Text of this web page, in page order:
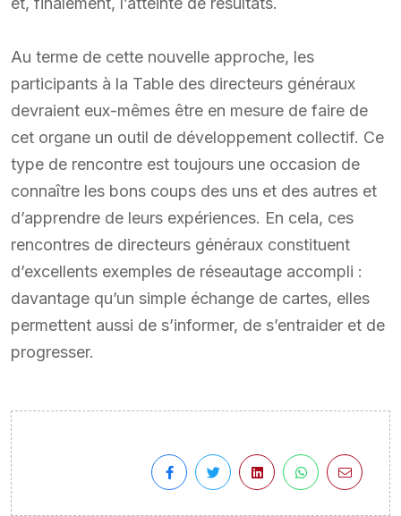
Au terme de cette nouvelle approche, les
participants à la Table des directeurs généraux
devraient eux-mêmes être en mesure de faire de
cet organe un outil de développement collectif. Ce
type de rencontre est toujours une occasion de
connaître les bons coups des uns et des autres et
d’apprendre de leurs expériences. En cela, ces
rencontres de directeurs généraux constituent
d’excellents exemples de réseautage accompli :
davantage qu’un simple échange de cartes, elles
permettent aussi de s’informer, de s’entraider et de
progresser.